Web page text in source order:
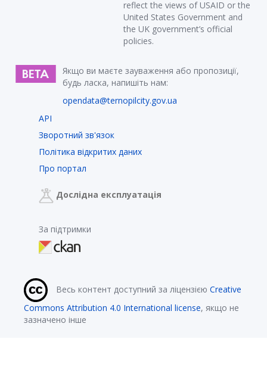
reflect the views of USAID or the
United States Government and
the UK government’s official
policies.
Якщо ви маєте зауваження або пропозиції,
будь ласка, напишіть нам:
opendata@ternopilcity.gov.ua
API
Зворотний зв'язок
Політика відкритих даних
Про портал
Дослідна експлуатація
За підтримки
Весь контент доступний за ліцензією Creative
Commons Attribution 4.0 International license, якщо не
зазначено інше